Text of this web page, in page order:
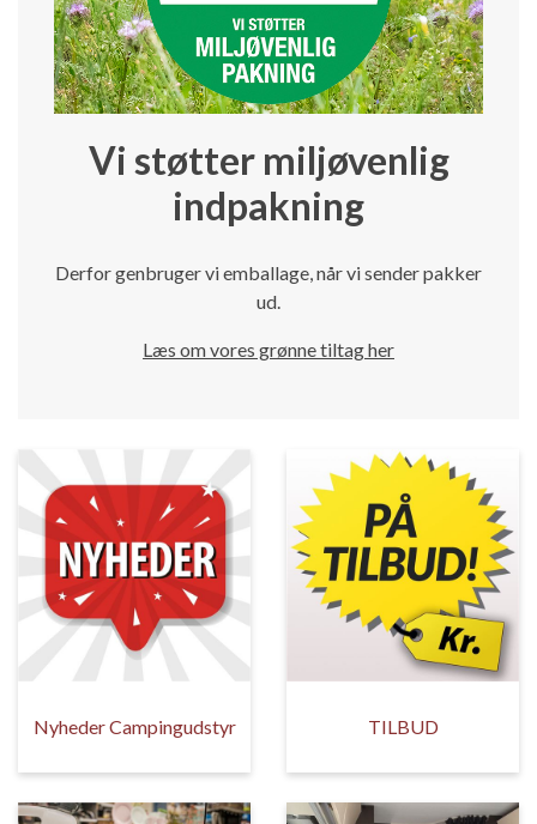
Vi støtter miljøvenlig
indpakning
Derfor genbruger vi emballage, når vi sender pakker
ud.
Læs om vores grønne tiltag her
Nyheder Campingudstyr TILBUD